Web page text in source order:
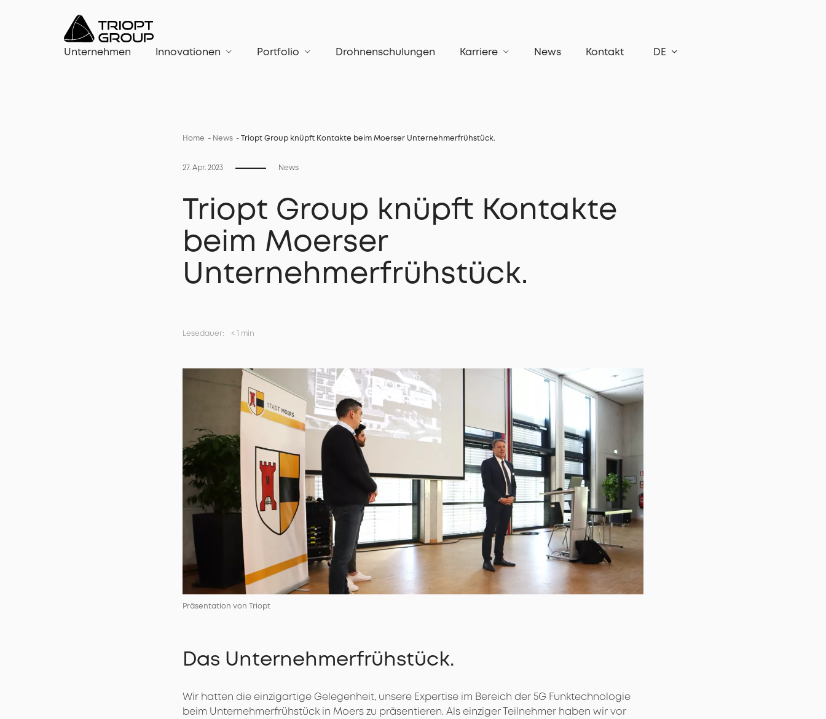
Unternehmen Innovationen Portfolio Drohnenschulungen Karriere News Kontakt DE
Home News Triopt Group knüpft Kontakte beim Moerser Unternehmerfrühstück.
27. Apr. 2023 News
Triopt Group knüpft Kontakte
beim Moerser
Unternehmerfrühstück.
Lesedauer: <1 min
Präsentation von Triopt
Das Unternehmerfrühstück.
Wir hatten die einzigartige Gelegenheit, unsere Expertise im Bereich der 5G Funktechnologie
beim Unternehmerfrühstück in Moers zu präsentieren. Als einziger Teilnehmer haben wir vor